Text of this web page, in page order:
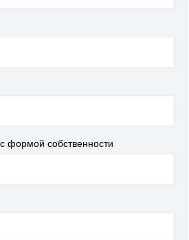
формой собственности